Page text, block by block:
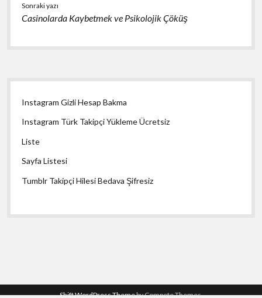
Sonraki yazı
Casinolarda Kaybetmek ve Psikolojik Çöküş
Yan
Menü
Instagram Gizli Hesap Bakma
Instagram Türk Takipçi Yükleme Ücretsiz
Liste
Sayfa Listesi
Tumblr Takipçi Hilesi Bedava Şifresiz
Shift WordPress Themeby Compete Themes.